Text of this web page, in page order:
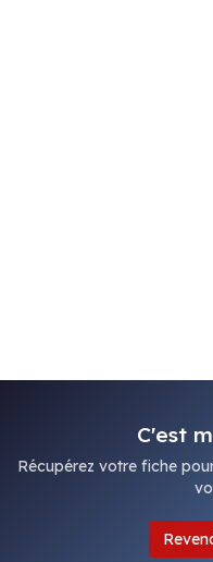
C'est
Récupérez votre fiche